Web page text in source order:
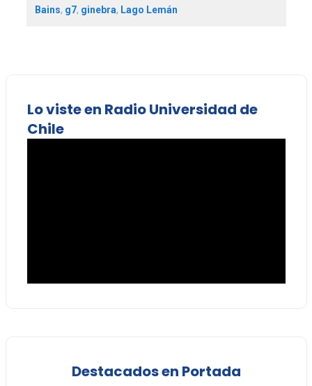
Bains, g7, ginebra, Lago Lemán
Lo viste en Radio Universidad de
Chile
Destacados en Portada